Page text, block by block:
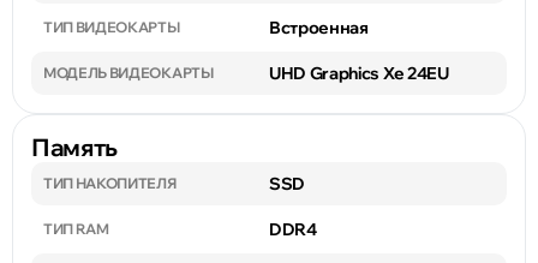
ТИП ВИДЕОКАРТЫ Встроенная
МОДЕЛЬ ВИДЕОКАРТЫ UHD Graphics Xe 24EU
Память
ТИП НАКОПИТЕЛЯ SSD
ТИП RAM DDR4